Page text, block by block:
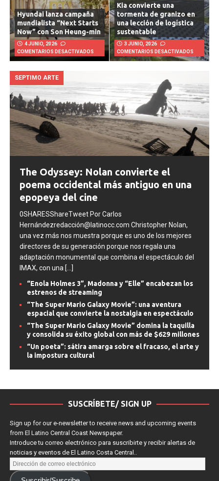
Hyundai lanza campaña
mundialista “Next Starts
Now” con Son Heung-min
4 JUNIO, 2026
COMENTARIOS DESACTIVADOS
Kia convierte una
tormenta de granizo en
una lección de logística
sustentable
3 JUNIO, 2026
COMENTARIOS DESACTIVADOS
SEPTIMO ARTE
The Odyssey: Nolan convierte el
poema occidental más antiguo en una
epopeya del cine
0SHARESShareTweet Por Carlos
Hernándezredacción@latinocc.com Christopher Nolan,
una vez más nos muestra porque es uno de los mejores
directores de su generación porque nos regala una
adaptación monumental que combina el espectáculo del
IMAX, con una [...]
“Enola Holmes 3”, Madonna y “Elle” encabezan los
estrenos de streaming
“The Super Mario Galaxy Movie”: una aventura
espacial que convierte la nostalgia en espectáculo
“The Super Mario Galaxy Movie” domina la taquilla
y consolida su éxito global con más de $629 millones
“Un poeta”: sátira amarga sobre el fracaso, el arte y
la impostura cultural
SUSCRÍBETE/ SIGN UP
Sign up for our e-newsletter to receive news and upcoming events
from El Latino Central Coast Newspaper.
Introduce tu correo electrónico para suscribirte y recibir alertas de
noticias y eventos de El Latino Costa Central..